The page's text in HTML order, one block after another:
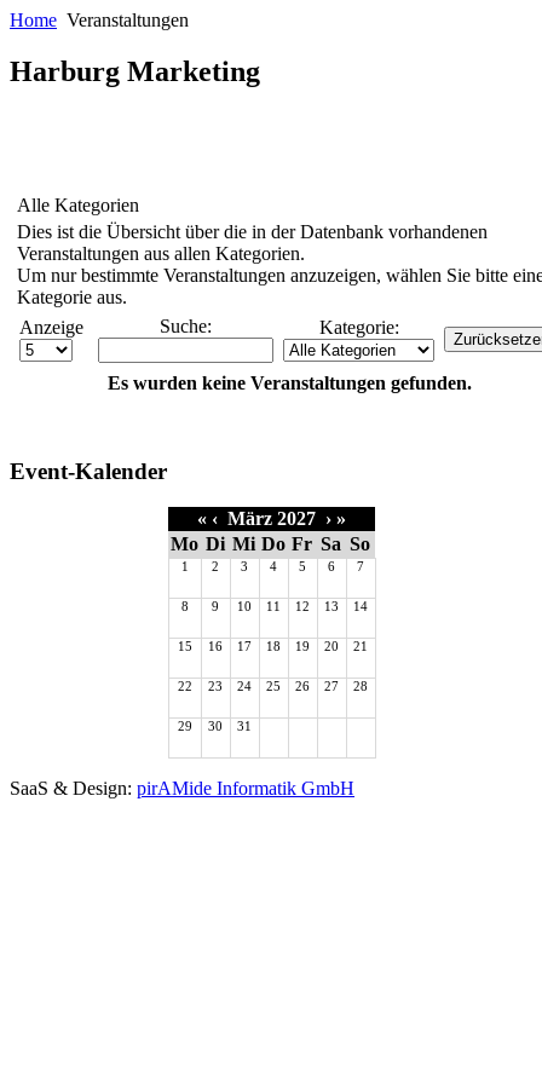
Home Veranstaltungen
Harburg Marketing
Alle Kategorien
Dies ist die Übersicht über die in der Datenbank vorhandenen
Veranstaltungen aus allen Kategorien.
Um nur bestimmte Veranstaltungen anzuzeigen, wählen Sie bitte
Kategorie aus.
Anzeige
Suche: Kategorie:
Es wurden keine Veranstaltungen gefunden.
Event-Kalender
« ‹März 2027 › »
Mo Di Mi Do Fr Sa So
1 2 3 4 5 6 7
8 9 10 11 12 13 14
15 16 17 18 19 20 21
22 23 24 25 26 27 28
29 30 31
SaaS & Design: pirAMide Informatik GmbH